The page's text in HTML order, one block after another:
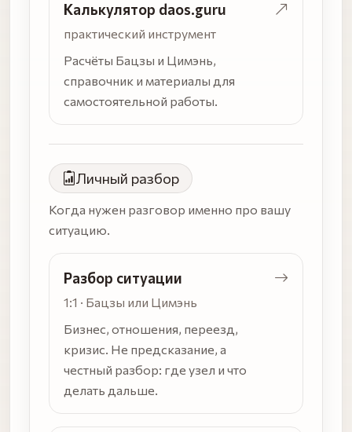
Калькулятор daos.guru
практический инструмент
Расчёты Бацзы и Цимэнь,
справочник и материалы для
самостоятельной работы.
Личный разбор
Когда нужен разговор именно про вашу
ситуацию.
Разбор ситуации
1:1 · Бацзы или Цимэнь
Бизнес, отношения, переезд,
кризис. Не предсказание, а
честный разбор: где узел и что
делать дальше.